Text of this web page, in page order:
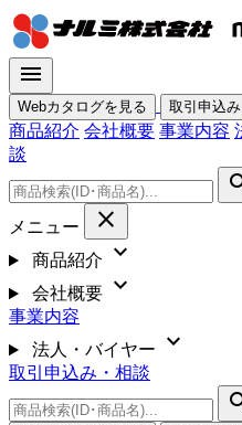
menu
Webカタログを見る 取引申込
商品紹介 会社概要 事業内容
談
メニュー close
商品紹介 expand_more
会社概要 expand_more
事業内容
法人・バイヤー
expand_more
取引申込み・相談